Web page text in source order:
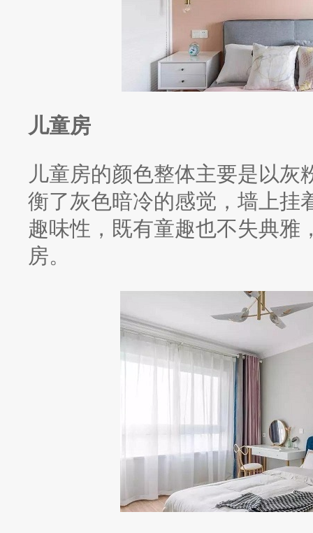
儿童房
儿童房的颜色整体主要是以
衡了灰色暗冷的感觉，墙上挂
趣味性，既有童趣也不失典雅
房。